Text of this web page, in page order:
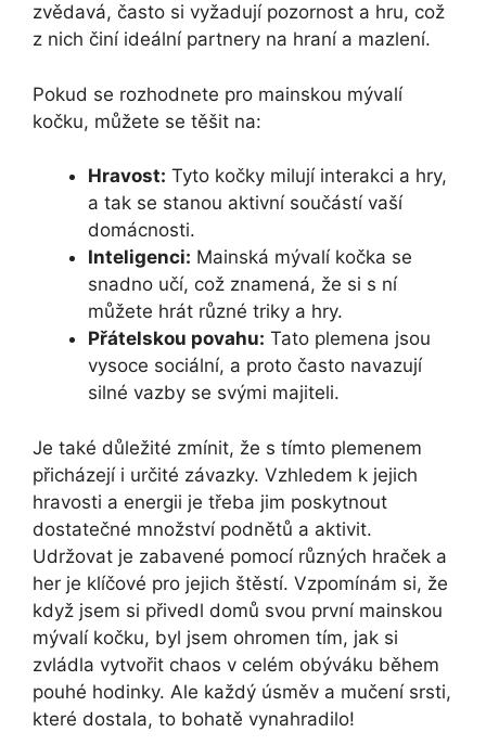
zvědavá, často si vyžadují pozornost a hru, což
z nich činí ideální partnery na hraní a mazlení.
Pokud se rozhodnete pro mainskou mývalí
kočku, můžete se těšit na:
Hravost: Tyto kočky milují interakci a hry,
a tak se stanou aktivní součástí vaší
domácnosti.
Inteligenci: Mainská mývalí kočka se
snadno učí, což znamená, že si s ní
můžete hrát různé triky a hry.
Přátelskou povahu: Tato plemena jsou
vysoce sociální, a proto často navazují
silné vazby se svými majiteli.
Je také důležité zmínit, že s tímto plemenem
přicházejí i určité závazky. Vzhledem k jejich
hravosti a energii je třeba jim poskytnout
dostatečné množství podnětů a aktivit.
Udržovat je zabavené pomocí různých hraček a
her je klíčové pro jejich štěstí. Vzpomínám si, že
když jsem si přivedl domů svou první mainskou
mývalí kočku, byl jsem ohromen tím, jak si
zvládla vytvořit chaos v celém obýváku během
pouhé hodinky. Ale každý úsměv a mučení srsti,
které dostala, to bohatě vynahradilo!